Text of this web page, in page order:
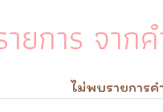
การ จาก
ไม่พบรายการค